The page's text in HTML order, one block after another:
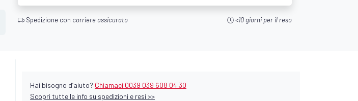
Spedizione con corriere assicurato <10 giorni per il reso
Hai bisogno d’aiuto? Chiamaci 0039 039 608 04 30
Scopri tutte le info su spedizioni e resi >>